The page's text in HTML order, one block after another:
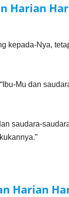
Harian
kepada-Nya,
Mu dan
saudara-
Harian